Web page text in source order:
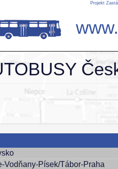
Projekt
Vodňany-Písek/Tábor-Praha